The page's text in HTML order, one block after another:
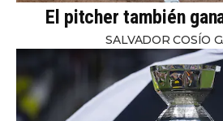
El pitcher también
SALVADOR COSÍO